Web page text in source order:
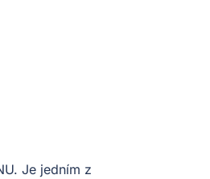
Je jedním z